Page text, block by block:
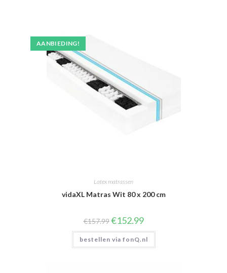
AANBIEDING!
Latex matrassen
vidaXL Matras Wit 80 x 200 cm
€157.99 Oorspronkelijke
prijs
was:
€157.99.
€152.99Huidige
is:
€152.99.
bestellen via fonQ.nl